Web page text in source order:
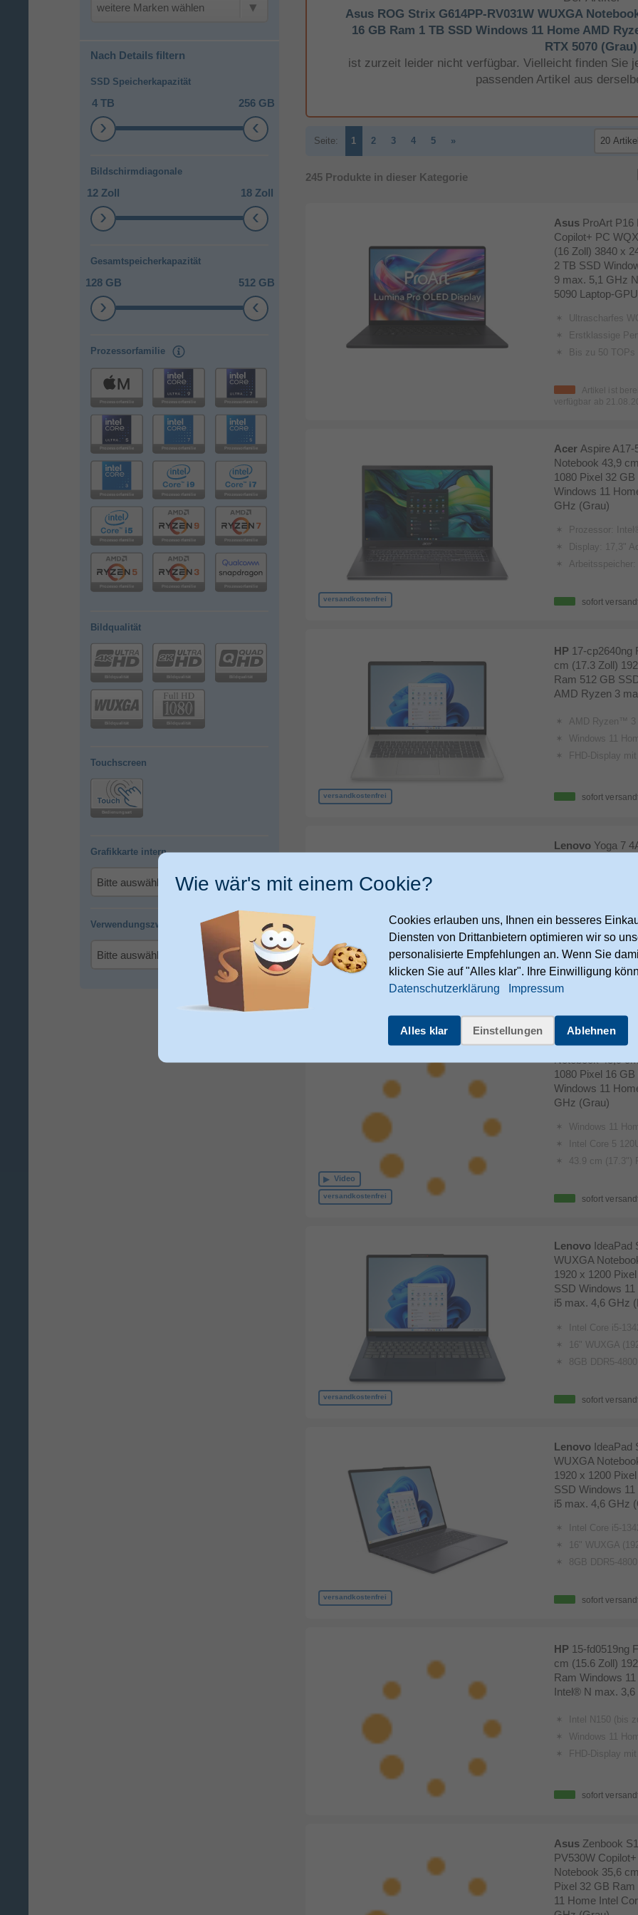
weitere Marken wählen
Nach Details filtern
SSD Speicherkapazität
4 TB 256 GB
Bildschirmdiagonale
12 Zoll 18 Zoll
Gesamtspeicherkapazität
128 GB 512 GB
Prozessorfamilie
Bildqualität
Touchscreen
Grafikkarte intern
Verwendungszweck
Asus ROG Strix G614PP-RV031W WUXGA
16 GB Ram 1 TB SSD Windows 11 Home AMD
RTX 5070 (Grau)
ist zurzeit leider nicht verfügbar. Vielleicht finden Sie
passenden Artikel aus
Seite: 1 2 3 4 5 »
245Produkte in dieser Kategorie
Asus ProArt P16
Copilot+ PC
(16 Zoll) 3840 x
2 TB SSD
9 max. 5,1 GHz
5090 Laptop-
Ultrascharfes WQUXGA (3840 × 2400) 16 Zoll Lumina OLED Touchdisplay im NanoEdge
Erstklassige Performance dank des AMD Ryzen AI 9 HX 370 Prozessors mit
Bis zu 50 TOPs auf der
Artikel ist
verfügbar ab
versandkostenfrei
Acer Aspire
Notebook 43,9
1080 Pixel 32
Windows 11
GHz (Grau)
Prozessor: Intel®
Display: 17,3" Acer
Arbeitsspeicher:
sofort
versandkostenfrei
HP 17-cp2640ng
cm (17.3 Zoll)
Ram 512 GB
AMD Ryzen 3
AMD Ryzen™ 3 7320U (bis zu 4,1 GHz max.
Windows 11
FHD-Display mit
sofort
Lenovo Yoga 7
AMD Ryzen AI 5 340 (6C/
14" WUXGA (1920x1200) OLED 600nits (peak) / 400nits (typical) Glossy / Anti-
16GB LPDDR5-
versandkostenfrei
Video
AcerAspire A17-
Notebook 43,9
1080 Pixel 16
Windows 11
GHz (Grau)
Windows 11
Intel Core 5
43.9 cm (17.3")
sofort
versandkostenfrei
Lenovo IdeaPad
WUXGA
1920 x 1200
SSD Windows
i5 max. 4,6 GHz
Intel Core i5-13420H, 8C (4P + 4E)/12T, P-core
16" WUXGA
8GB DDR5-4800 +
sofort
versandkostenfrei
Lenovo IdeaPad
WUXGA
1920 x 1200
SSD Windows
i5 max. 4,6 GHz
Intel Core i5-13420H, 8C (4P + 4E)/12T, P-core
16" WUXGA
8GB DDR5-4800 +
sofort
HP 15-fd0519ng
cm (15.6 Zoll)
Ram Windows
Intel® N max. 3,6
Intel N150 (bis zu 3,6 GHz mit Intel Turbo-
Windows 11
FHD-Display mit
sofort
Asus Zenbook
PV530W
Notebook 35,6
Pixel 32 GB
11 Home Intel
Wie wär's mit einem Cookie?
Cookies erlauben uns, Ihnen ein besseres
Diensten von Drittanbietern optimieren wir so
personalisierte Empfehlungen an. Wenn Sie
klicken Sie auf "Alles klar". Ihre Einwilligung
Datenschutzerklärung
Impressum
Alles klar Einstellungen Ablehnen